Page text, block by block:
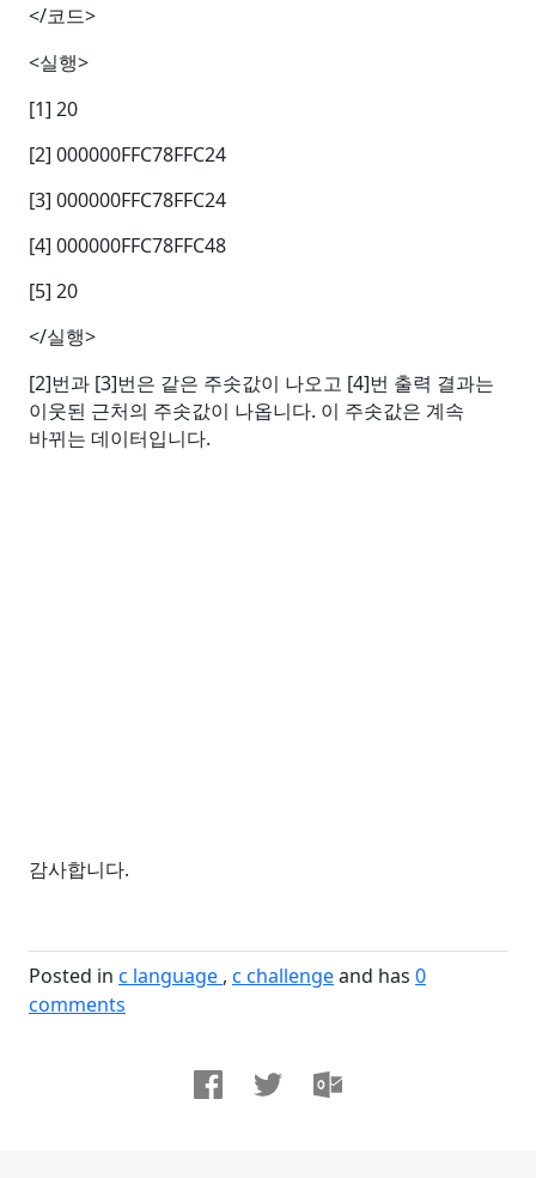
</코드>
<실행>
[1] 20
[2] 000000FFC78FFC24
[3] 000000FFC78FFC24
[4] 000000FFC78FFC48
[5] 20
</실행>
[2]번과 [3]번은 같은 주솟값이 나오고 [4]번 출력 결과는
이웃된 근처의 주솟값이 나옵니다. 이 주솟값은 계속
바뀌는 데이터입니다.
감사합니다.
Posted in c language c challengeand has 0
comments